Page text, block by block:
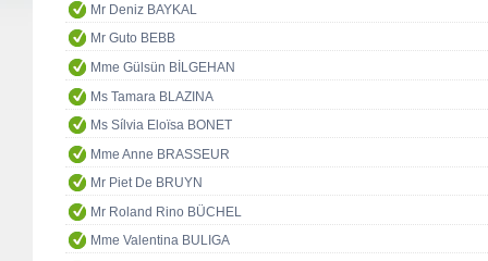
Mr Deniz BAYKAL
Mr Guto BEBB
Mme Gülsün BİLGEHAN
Ms Tamara BLAZINA
Ms Sílvia Eloïsa BONET
Mme Anne BRASSEUR
Mr Piet De BRUYN
Mr Roland Rino BÜCHEL
Mme Valentina BULIGA